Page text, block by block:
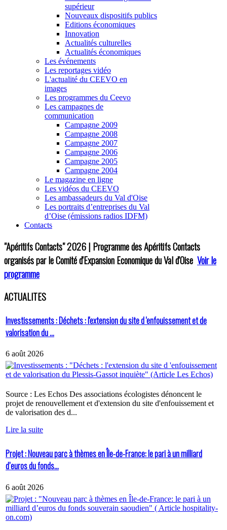
supérieur
Nouveaux dispositifs publics
Editions économiques
Innovation
Actualités culturelles
Actualités économiques
Les événements
Les reportages vidéo
L'actualité du CEEVO en
images
Les programmes du Ceevo
Les campagnes de
communication
Campagne 2009
Campagne 2008
Campagne 2007
Campagne 2006
Campagne 2005
Campagne 2004
Le magazine en ligne
Les vidéos du CEEVO
Les ambassadeurs du Val d'Oise
Les portraits d’entreprises du Val
d’Oise (émissions radios IDFM)
Contacts
"Apéritifs Contacts"2026 | Programme des Apéritifs Contacts
organisés par le Comité d'Expansion Economique du Val d'Oise Voir le
programme
ACTUALITES
Investissements : Déchets : l'extension du site d 'enfouissement et de
valorisation du ...
6 août 2026
Source : Les Echos Des associations écologistes dénoncent le
projet de renouvellement et d'extension du site d'enfouissement et
de valorisation des d...
Lire la suite
Projet : Nouveau parc à thèmes en Île-de-France: le pari à un milliard
d’euros du fonds...
6 août 2026